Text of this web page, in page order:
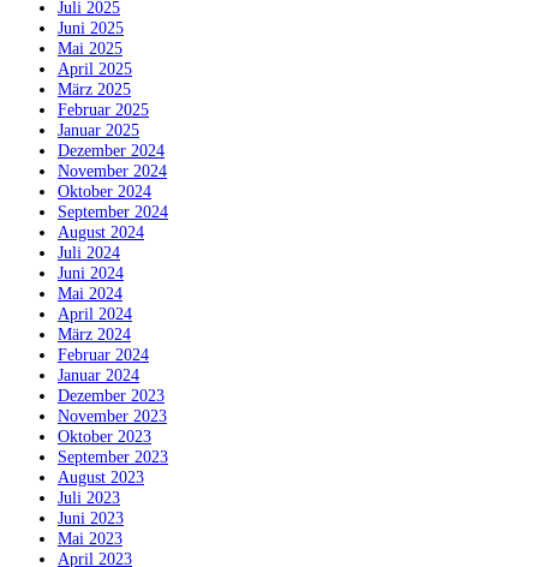
Juli 2025
Juni 2025
Mai 2025
April 2025
März 2025
Februar 2025
Januar 2025
Dezember 2024
November 2024
Oktober 2024
September 2024
August 2024
Juli 2024
Juni 2024
Mai 2024
April 2024
März 2024
Februar 2024
Januar 2024
Dezember 2023
November 2023
Oktober 2023
September 2023
August 2023
Juli 2023
Juni 2023
Mai 2023
April 2023